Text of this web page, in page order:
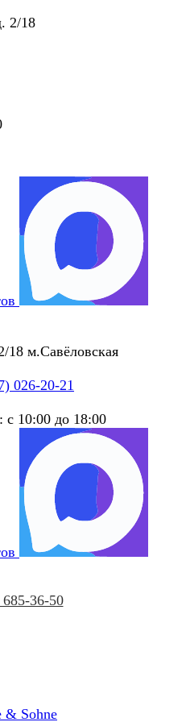
2/18
18 м.Савёловская
026‑20‑21
10:00 до 18:00
& Sohne